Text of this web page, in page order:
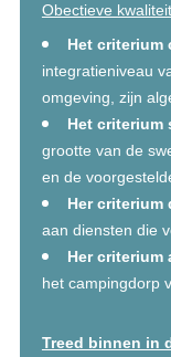
Obectieve
Het criterium
integratieniveau
omgeving, zijn
Het criterium
grootte van de
en de
Her criterium
aan diensten die
Her criterium
het campingdorp
Treed binnen in